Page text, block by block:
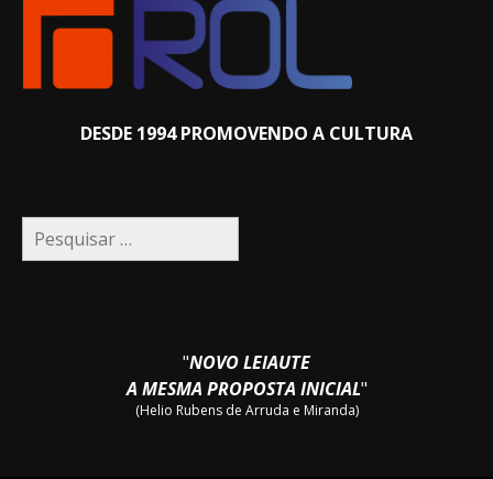
DESDE 1994 PROMOVENDO A CULTURA
Pesquisar
por:
"NOVO LEIAUTE
A MESMA PROPOSTA INICIAL"
(Helio Rubens de Arruda e Miranda)